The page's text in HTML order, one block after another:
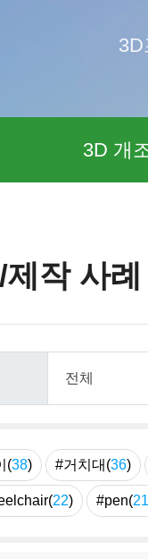
3D 개
작 사례
(38) #거치대(36)
22) #pen(21